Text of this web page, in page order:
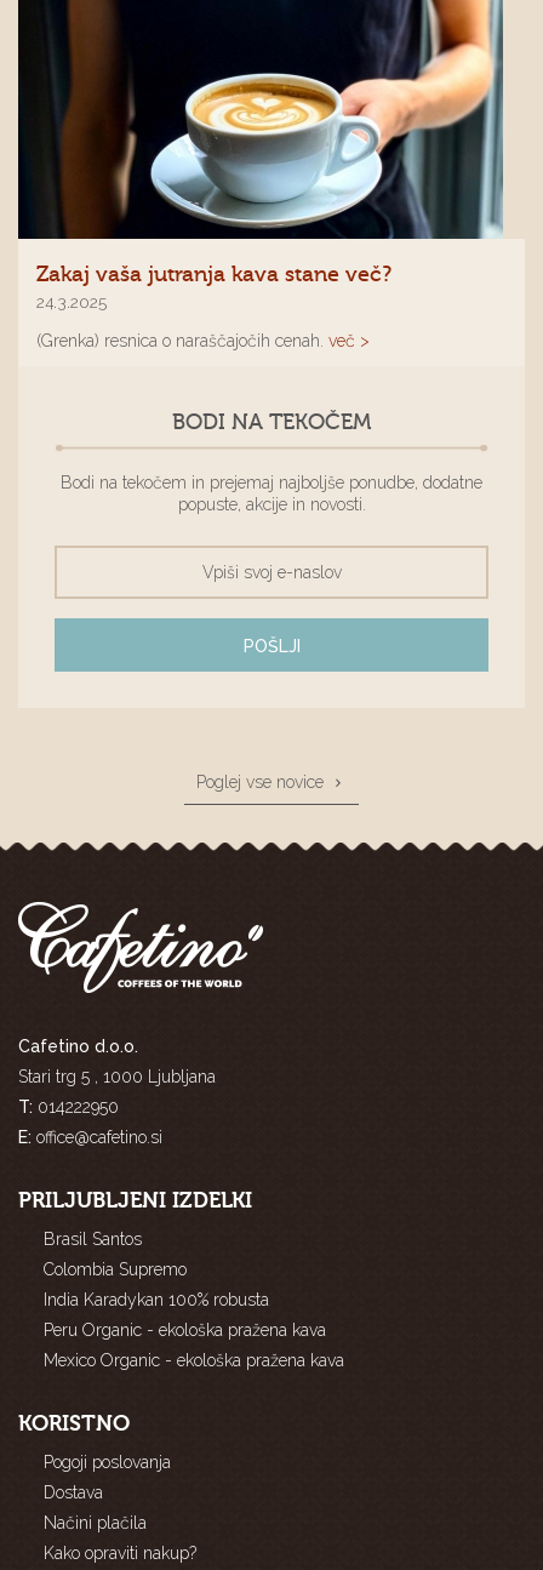
Zakaj vaša jutranja kava stane več?
24.3.2025
(Grenka) resnica o naraščajočih cenah. več >
BODI NA TEKOČEM
Bodi na tekočem in prejemaj najboljše ponudbe, dodatne
popuste, akcije in novosti.
POŠLJI
Poglej vse novice
Cafetino d.o.o.
Stari trg 5 , 1000 Ljubljana
T: 014222950
E: office@cafetino.si
PRILJUBLJENI IZDELKI
Brasil Santos
Colombia Supremo
India Karadykan 100% robusta
Peru Organic - ekološka pražena kava
Mexico Organic - ekološka pražena kava
KORISTNO
Pogoji poslovanja
Dostava
Načini plačila
Kako opraviti nakup?